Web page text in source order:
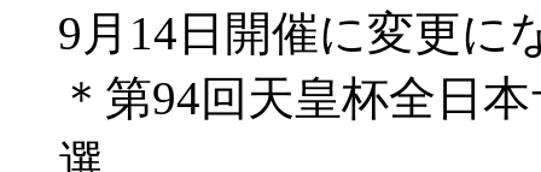
9月14日開催に変更
＊第94回天皇杯全日